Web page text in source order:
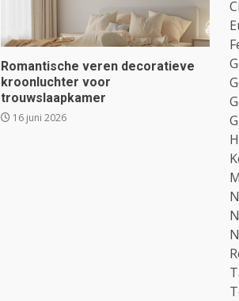
Romantische veren decoratieve
kroonluchter voor
trouwslaapkamer
16 juni 2026